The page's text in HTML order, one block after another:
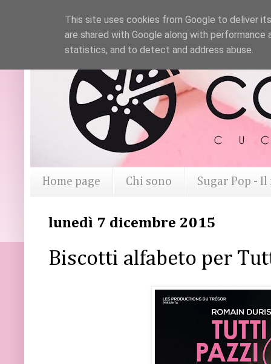
Home page Chi sono Sugar Pop -
lunedì 7 dicembre 2015
Biscotti alfabeto per
This site uses cookies from Google to deliver
are shared with Google along with
statistics, and to detect and address abuse.